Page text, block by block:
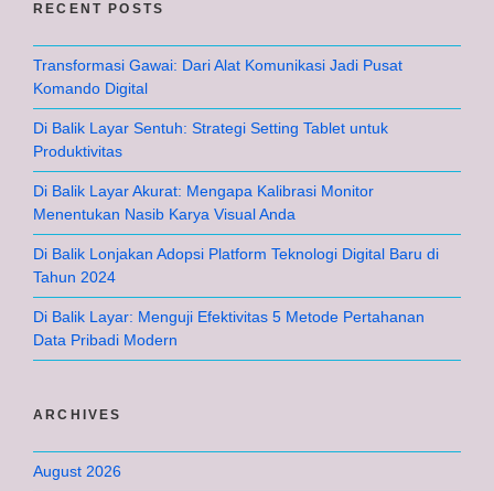
RECENT POSTS
Transformasi Gawai: Dari Alat Komunikasi Jadi Pusat
Komando Digital
Di Balik Layar Sentuh: Strategi Setting Tablet untuk
Produktivitas
Di Balik Layar Akurat: Mengapa Kalibrasi Monitor
Menentukan Nasib Karya Visual Anda
Di Balik Lonjakan Adopsi Platform Teknologi Digital Baru di
Tahun 2024
Di Balik Layar: Menguji Efektivitas 5 Metode Pertahanan
Data Pribadi Modern
ARCHIVES
August 2026